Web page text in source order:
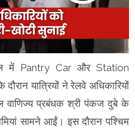
में Pantry Car और Station
यात्रियों ने रेलवे अधिकारियों
वाणिज्य प्रबंधक श्री पंकज दुबे के
सामने आईं। इस दौरान पश्चिम